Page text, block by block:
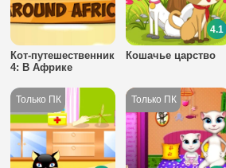
Кот-путешественник
4: В Африке
Кошачье царство
4.1